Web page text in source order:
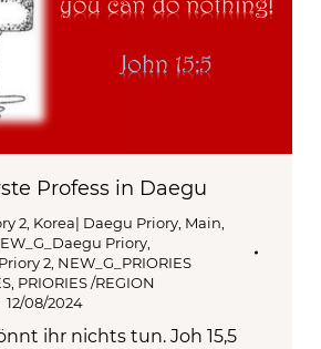
Profess in Daegu
2, Korea| Daegu Priory, Main,
Priory,
2, NEW_G_PRIORIES
, PRIORIES /REGION
12/08/2024
ihr nichts tun. Joh 15,5